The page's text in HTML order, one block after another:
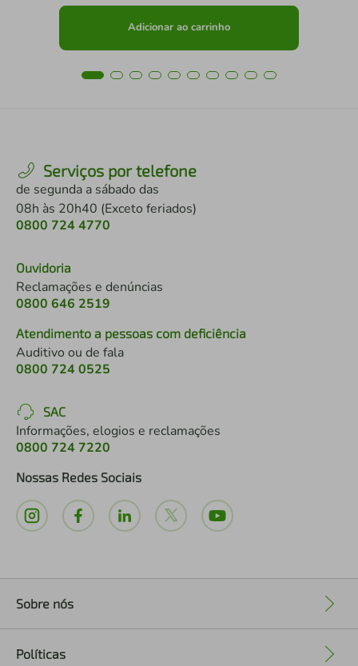
Adicionar ao carrinho
Serviços por telefone
de segunda a sábado das
08h às 20h40 (Exceto feriados)
0800 724 4770
Ouvidoria
Reclamações e denúncias
0800 646 2519
Atendimento a pessoas com deficiência
Auditivo ou de fala
0800 724 0525
SAC
Informações, elogios e reclamações
0800 724 7220
Nossas Redes Sociais
Sobre nós
Políticas